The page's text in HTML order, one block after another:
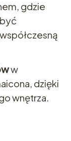
gdzie
w
dzięki
wnętrza.